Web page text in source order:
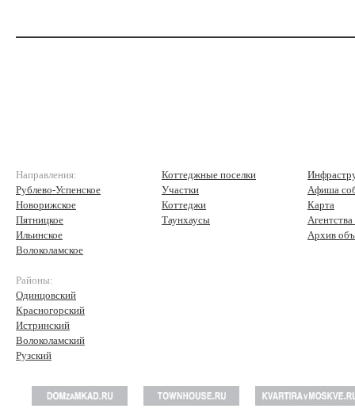
Направления:
Рублево-Успенское
Новорижское
Пятницкое
Ильинское
Волоколамское
Районы:
Одинцовский
Красногорский
Истринский
Волоколамский
Рузский
Коттеджные поселки
Участки
Коттеджи
Таунхаусы
Афиша
Карта
Архив